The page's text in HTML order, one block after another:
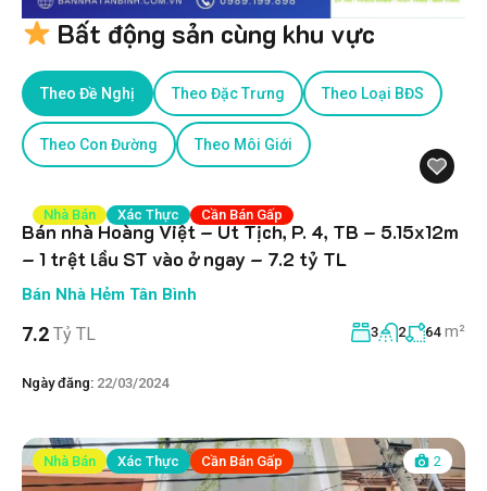
Bất động sản cùng khu vực
Theo Đề Nghị Theo Đặc Trưng Theo Loại BĐS
Theo Con Đường Theo Môi Giới
Nhà Bán Xác Thực Cần Bán Gấp
Bán nhà Hoàng Việt – Út Tịch, P. 4, TB – 5.15x12m
– 1 trệt lầu ST vào ở ngay – 7.2 tỷ TL
Bán Nhà Hẻm Tân Bình
7.2 Tỷ TL 3 2 64 m²
Ngày đăng: 22/03/2024
Nhà Bán Xác Thực Cần Bán Gấp 2